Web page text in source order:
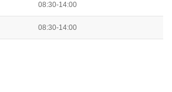
08:30-14:00
08:30-14:00